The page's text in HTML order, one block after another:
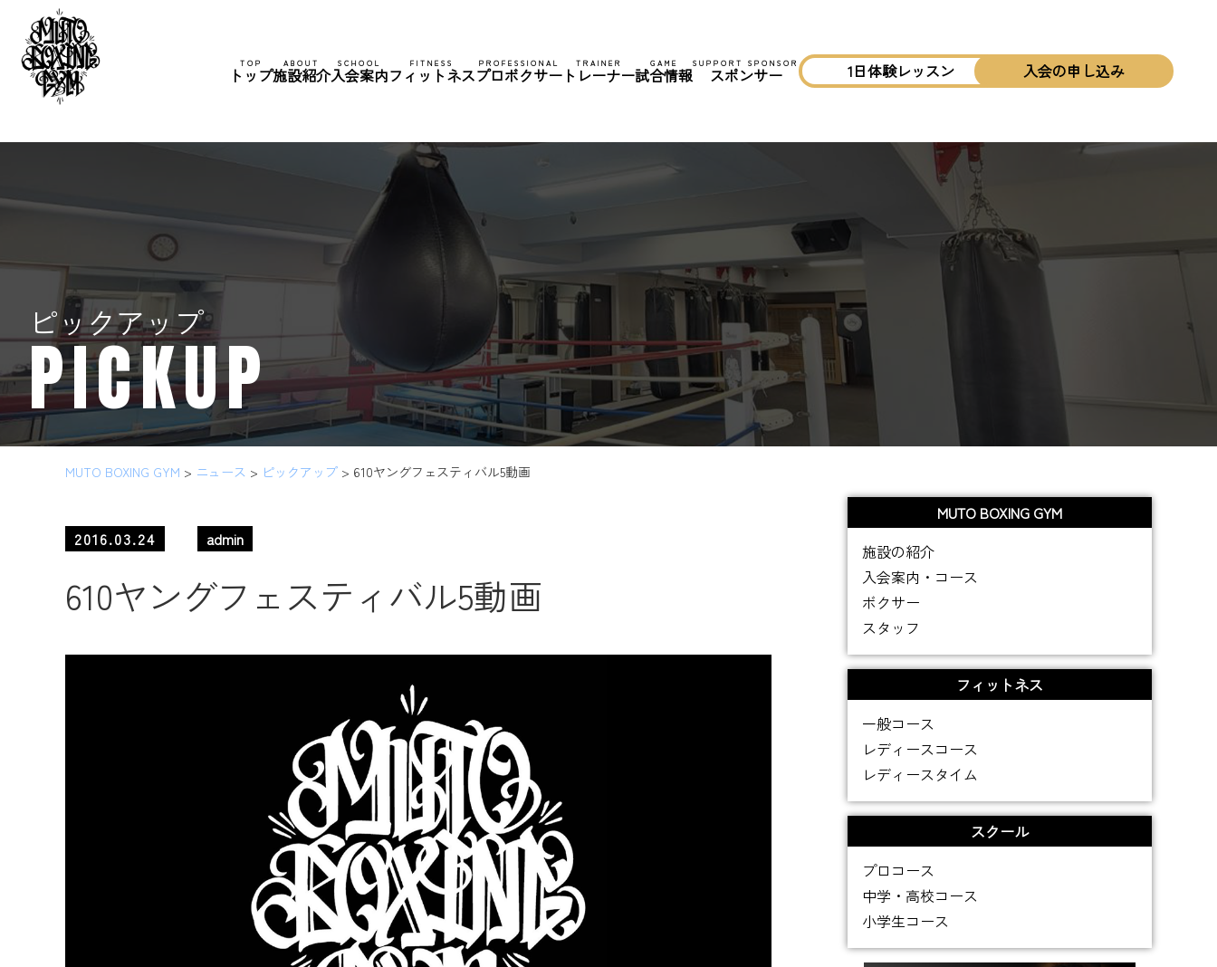
TOP
トップ
ABOUT
施設紹介
SCHOOL
入会案内
FITNESS
フィットネス
PROFESSIONAL
プロボクサー
TRAINER
トレーナー
GAME
試合情報
SUPPORT SPONSOR
スポンサー 1日体験レッスン 入会の申し込み
ピックアップ
PICKUP
MUTO BOXING GYM > ニュース > ピックアップ > 610ヤングフェスティバル5動画
2016.03.24 admin
610ヤングフェスティバル5動画
MUTO BOXING GYM
施設の紹介
入会案内・コース
ボクサー
スタッフ
フィットネス
一般コース
レディースコース
レディースタイム
スクール
プロコース
中学・高校コース
小学生コース